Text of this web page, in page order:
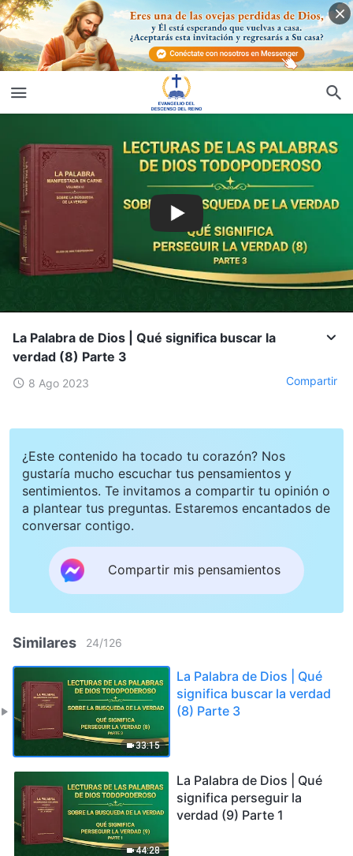
La Palabra de Dios | Qué significa buscar la
verdad (8) Parte 3
8 Ago 2023 Compartir
¿Este contenido ha tocado tu corazón? Nos
gustaría mucho escuchar tus pensamientos y
sentimientos. Te invitamos a compartir tu opinión o
a plantear tus preguntas. Estaremos encantados de
conversar contigo.
Compartir mis pensamientos
Similares 24/126
33:15
La Palabra de Dios | Qué
significa buscar la verdad
(8) Parte 3
44:28
La Palabra de Dios | Qué
significa perseguir la
verdad (9) Parte 1